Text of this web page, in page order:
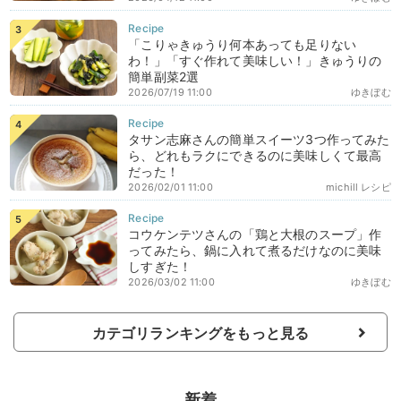
「こりゃきゅうり何本あっても足りない
わ！」「すぐ作れて美味しい！」きゅうりの
簡単副菜2選
ゆきぼむ
2026/07/19 11:00
タサン志麻さんの簡単スイーツ3つ作ってみた
ら、どれもラクにできるのに美味しくて最高
だった！
michill レシピ
2026/02/01 11:00
コウケンテツさんの「鶏と大根のスープ」作
ってみたら、鍋に入れて煮るだけなのに美味
しすぎた！
ゆきぼむ
2026/03/02 11:00
カテゴリランキングをもっと見る